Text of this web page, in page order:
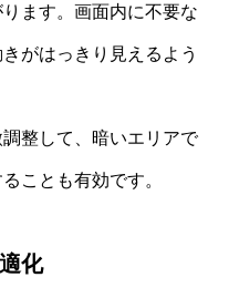
ます。画面内に不要な
がはっきり見えるよう
整して、暗いエリアで
ことも有効です。
化